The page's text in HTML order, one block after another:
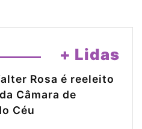
+ Lidas
Rosa é reeleito
Câmara de
Céu